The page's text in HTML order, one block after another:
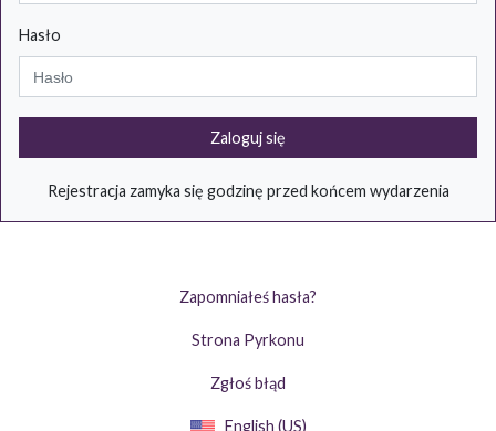
Hasło
Zaloguj się
Rejestracja zamyka się godzinę przed końcem wydarzenia
Zapomniałeś hasła?
Strona Pyrkonu
Zgłoś błąd
English (US)